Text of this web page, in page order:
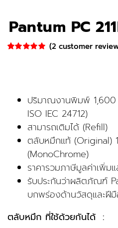
Pantum PC
(2customer
ปริมาณงานพิมพ์
ISO IEC 24712)
สามารถเติมได้ (Refill)
ตลับหมึกแท้ (Original)
(MonoChrome)
ราคารวมภาษีมูลค่าเพิ่ม
รับประกันว่าผลิตภัณฑ์
บกพร่องด้านวัสดุและฝี
ตลับหมึก ที่ใช้ด้วยกันได้ :